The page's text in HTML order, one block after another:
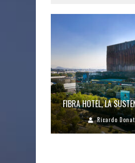
FIBRA HOTEL, LA
Ricardo